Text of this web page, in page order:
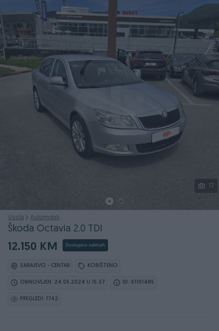
Podijeli
17
Vozila Automobili
Škoda Octavia 2.0 TDI
12.150 KM Dostupno odmah
SARAJEVO - CENTAR KORIŠTENO
OBNOVLJEN: 24.05.2024 U 15:37 ID: 61191485
PREGLEDI: 1742